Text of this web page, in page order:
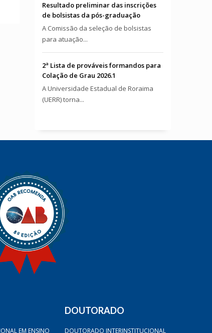
Resultado preliminar das inscrições
de bolsistas da pós-graduação
A Comissão da seleção de bolsistas
para atuação...
2ª Lista de prováveis formandos para
Colação de Grau 2026.1
A Universidade Estadual de Roraima
(UERR) torna...
EM ENSINO
DOUTORADO
DOUTORADO INTERINSTITUCIONAL